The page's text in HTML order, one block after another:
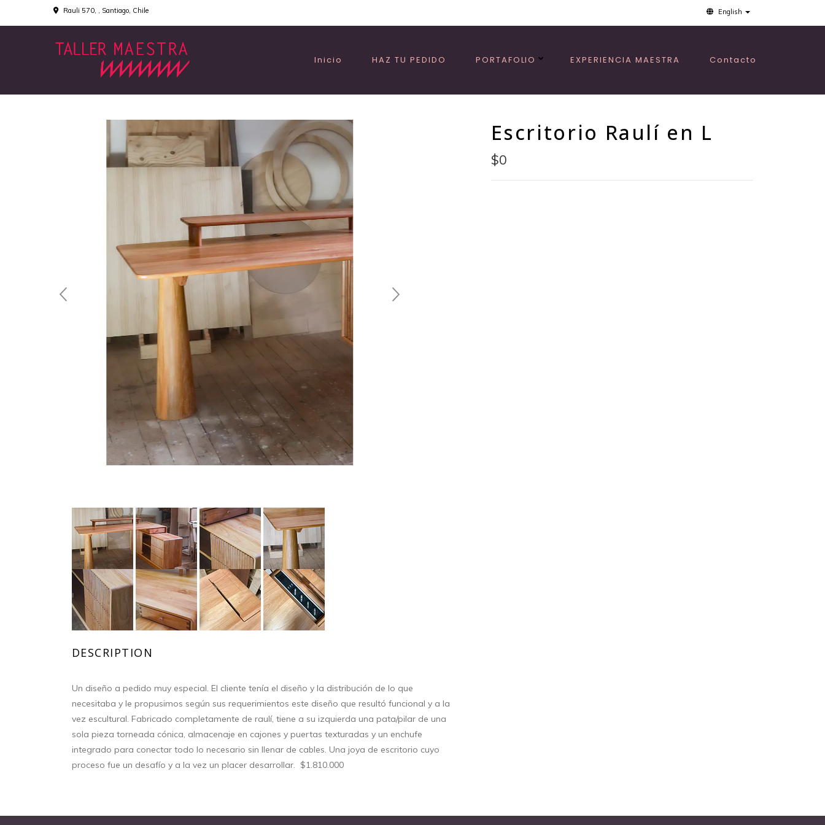
Rauli 570, , Santiago, Chile English
Inicio HAZ TU PEDIDO PORTAFOLIO EXPERIENCIA MAESTRA Contacto
DESCRIPTION
Un diseño a pedido muy especial. El cliente tenía el diseño y la distribución de lo que
necesitaba y le propusimos según sus requerimientos este diseño que resultó funcional y a la
vez escultural. Fabricado completamente de raulí, tiene a su izquierda una pata/pilar de una
sola pieza torneada cónica, almacenaje en cajones y puertas texturadas y un enchufe
integrado para conectar todo lo necesario sin llenar de cables. Una joya de escritorio cuyo
proceso fue un desafío y a la vez un placer desarrollar. $1.810.000
Escritorio Raulí en L
$0